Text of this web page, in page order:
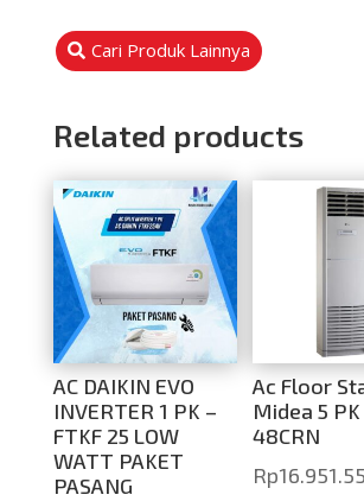
Cari Produk Lainnya
Related products
AC DAIKIN EVO
INVERTER 1 PK –
FTKF 25 LOW
WATT PAKET
PASANG
Ac Floor
Midea 5
48CRN
Rp